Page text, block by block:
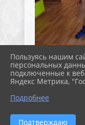
Пользуясь нашим
персональных
подключенные к
Яндекс Метрика,
Подробнее
Подтверждаю